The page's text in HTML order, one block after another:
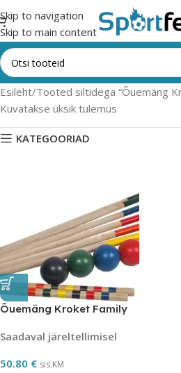
Skip to navigation
Skip to main content
Esileht Tooted siltidega “Õuemäng
Kuvatakse üksik tulemus
KATEGOORIAD
Õuemäng Kroket Family
Saadaval järeltellimisel
50.80 € sis.KM